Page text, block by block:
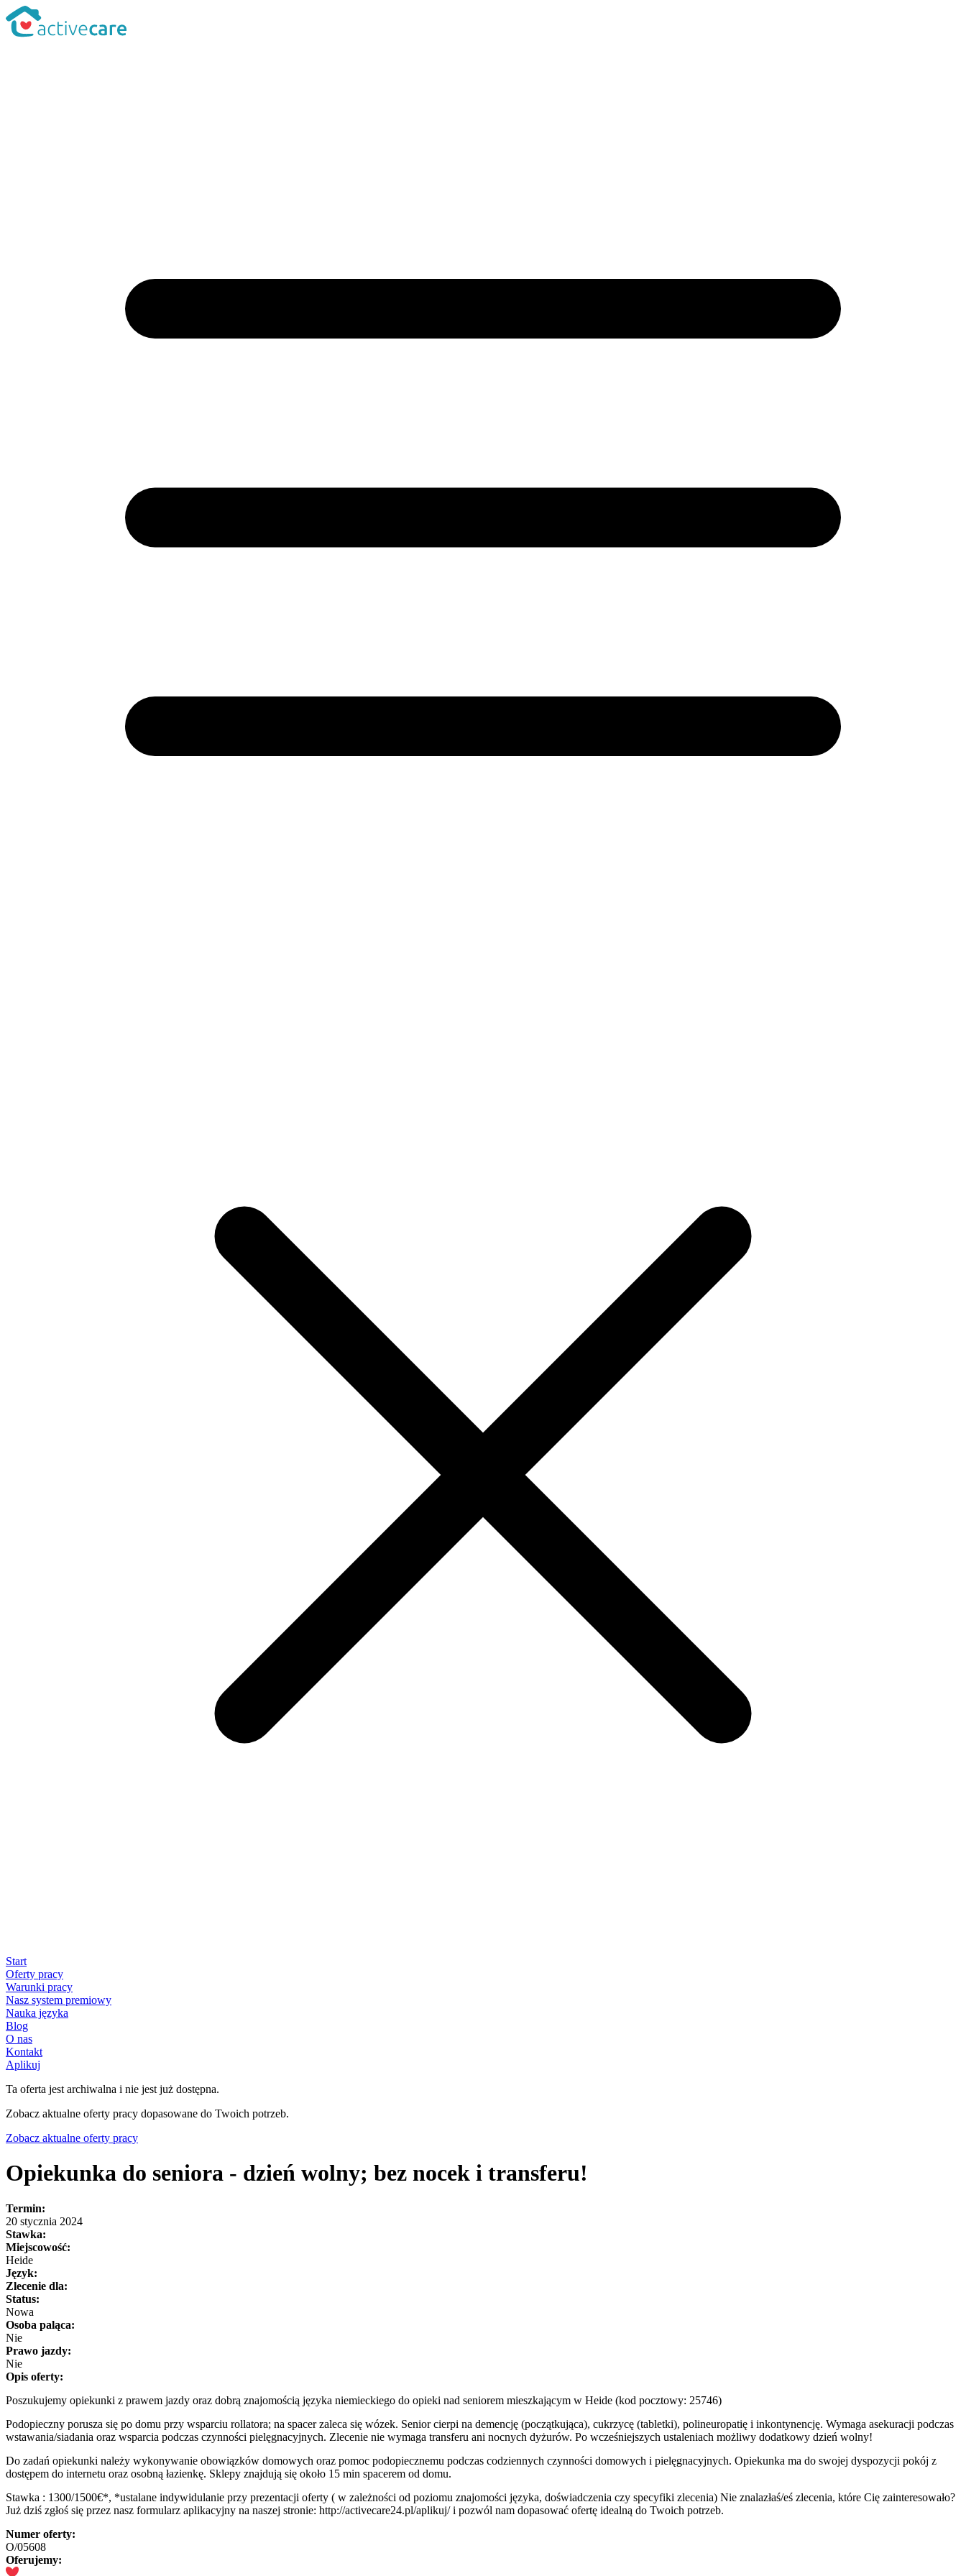
Start
Oferty pracy
Warunki pracy
Nasz system premiowy
Nauka języka
Blog
O nas
Kontakt
Aplikuj
Ta oferta jest archiwalna i nie jest już dostępna.
Zobacz aktualne oferty pracy dopasowane do Twoich potrzeb.
Zobacz aktualne oferty pracy
Opiekunka do seniora - dzień wolny; bez nocek i transferu!
Termin:
20 stycznia 2024
Stawka:
Miejscowość:
Heide
Język:
Zlecenie dla:
Status:
Nowa
Osoba paląca:
Nie
Prawo jazdy:
Nie
Opis oferty:
Poszukujemy opiekunki z prawem jazdy oraz dobrą znajomością języka niemieckiego do opieki nad seniorem mieszkającym w Heide (kod pocztowy: 25746)
Podopieczny porusza się po domu przy wsparciu rollatora; na spacer zaleca się wózek. Senior cierpi na demencję (początkująca), cukrzycę (tabletki), polineuropatię i inkontynencję. Wymaga asekuracji podczas
wstawania/siadania oraz wsparcia podczas czynności pielęgnacyjnych. Zlecenie nie wymaga transferu ani nocnych dyżurów. Po wcześniejszych ustaleniach możliwy dodatkowy dzień wolny!
Do zadań opiekunki należy wykonywanie obowiązków domowych oraz pomoc podopiecznemu podczas codziennych czynności domowych i pielęgnacyjnych. Opiekunka ma do swojej dyspozycji pokój z
dostępem do internetu oraz osobną łazienkę. Sklepy znajdują się około 15 min spacerem od domu.
Stawka : 1300/1500€*, *ustalane indywidulanie przy prezentacji oferty ( w zależności od poziomu znajomości języka, doświadczenia czy specyfiki zlecenia) Nie znalazłaś/eś zlecenia, które Cię zainteresowało?
Już dziś zgłoś się przez nasz formularz aplikacyjny na naszej stronie: http://activecare24.pl/aplikuj/ i pozwól nam dopasować ofertę idealną do Twoich potrzeb.
Numer oferty:
O/05608
Oferujemy: